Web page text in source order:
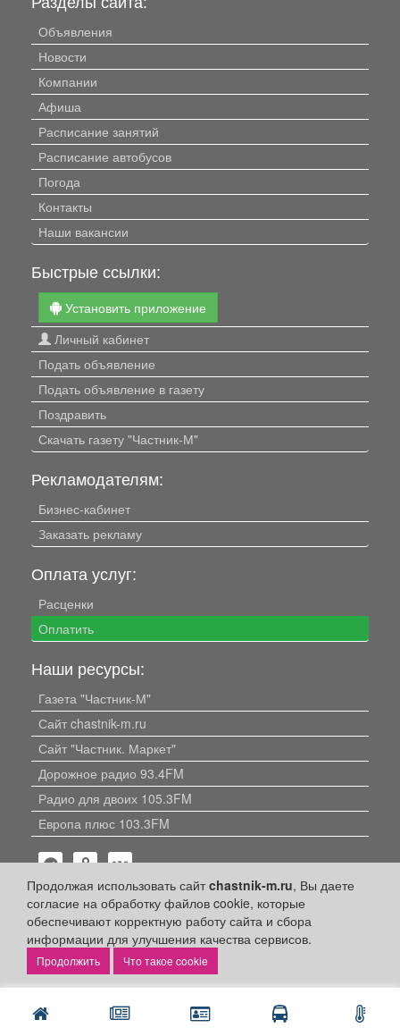
Продолжая использовать сайтchastnik-m.ru, Вы даете
согласие на обработку файлов cookie, которые
обеспечивают корректную работу сайта и сбора
информации для улучшения качества сервисов.
Что такое cookie
Объявления
Новости
Компании
Афиша
Расписание занятий
Расписание автобусов
Погода
Контакты
Наши вакансии
Быстрые ссылки:
Установить приложение
Личный кабинет
Подать объявление
Подать объявление в газету
Поздравить
Скачать газету "Частник-М"
Рекламодателям:
Бизнес-кабинет
Заказать рекламу
Оплата услуг:
Расценки
Оплатить
Наши ресурсы:
Газета "Частник-М"
Сайт chastnik-m.ru
Сайт "Частник. Маркет"
Дорожное радио 93.4FM
Радио для двоих 105.3FM
Европа плюс 103.3FM
Политика конфиденциальности
Публикации с пометкой «Реклама», «На правах рекламы»,
«Партнёрский проект» оплачены рекламодателем.
Редакция сайта не несет ответственности за достоверность
информации, содержащейся в рекламных материалах и